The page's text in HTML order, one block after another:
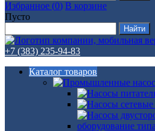
Избранное (0) В корзине
Пусто
+7 (383) 235-94-83
Каталог товаров